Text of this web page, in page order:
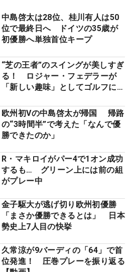
中島啓太は28位、桂川有人は50
位で最終日へ ドイツの35歳が
初優勝へ単独首位キープ
“芝の王者”のスイングが美しすぎ
る！ ロジャー・フェデラーが
「新しい趣味」としてゴルフに挑
欧州初Vの中島啓太が帰国 帰路
の“3時間半”で考えた「なんで優
勝できたのか」
R・マキロイがパー4で1オン成功
するも… グリーン上には前の組
がプレー中
金子駆大が逃げ切り欧州初優勝
「まさか優勝できるとは」 日本
勢史上7人目の快挙
久常涼が9バーディの「64」で首
位発進！ 圧巻プレーを振り返る